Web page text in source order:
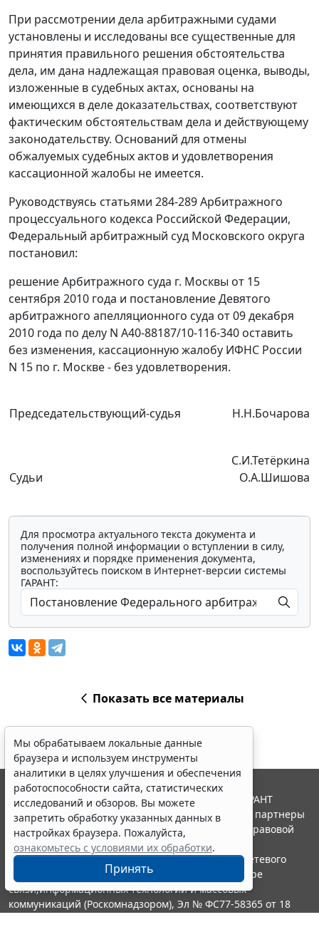
При рассмотрении дела арбитражными судами
установлены и исследованы все существенные для
принятия правильного решения обстоятельства
дела, им дана надлежащая правовая оценка, выводы,
изложенные в судебных актах, основаны на
имеющихся в деле доказательствах, соответствуют
фактическим обстоятельствам дела и действующему
законодательству. Оснований для отмены
обжалуемых судебных актов и удовлетворения
кассационной жалобы не имеется.
Руководствуясь статьями 284-289Арбитражного
процессуального кодекса Российской Федерации,
Федеральный арбитражный суд Московского округа
постановил:
решение Арбитражного суда г. Москвы от 15
сентября 2010 года и постановлениеДевятого
арбитражного апелляционного суда от 09 декабря
2010 года по делу N А40-88187/10-116-340 оставить
без изменения, кассационную жалобу ИФНС России
N 15 по г. Москве - без удовлетворения.
Председательствующий-судья Н.Н.Бочарова
Судьи
С.И.Тетёркина
О.А.Шишова
Для просмотра актуального текста документа и
получения полной информации о вступлении в силу,
изменениях и порядке применения документа,
воспользуйтесь поиском в Интернет-версии системы
ГАРАНТ:
Показать все материалы
Мы обрабатываем локальные данные
браузера и используем инструменты
аналитики в целях улучшения и обеспечения
работоспособности сайта, статистических
исследований и обзоров. Вы можете
запретить обработку указанных данных в
настройках браузера. Пожалуйста,
ознакомьтесь с условиями их обработки.
Принять
© ООО "НПП "ГАРАНТ-СЕРВИС", 2026. Система ГАРАНТ
выпускается с 1990 года. Компания "Гарант" и ее партнеры
являются участниками Российской ассоциации правовой
информации ГАРАНТ.
Портал ГАРАНТ.РУ зарегистрирован в качестве сетевого
издания Федеральной службой по надзору в сфере
связи,информационных технологий и массовых
коммуникаций (Роскомнадзором), Эл № ФС77-58365 от 18